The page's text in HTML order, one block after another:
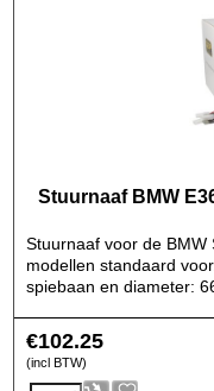
Stuurnaaf BMW
Stuurnaaf voor de BMW
modellen standaard
spiebaan en diameter:
€102.25
(incl BTW)